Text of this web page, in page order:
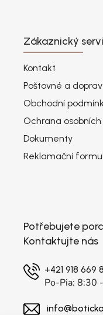
Zákaznický
Kontakt
Poštovné a
Obchodní
Ochrana
Dokumenty
Reklamační
Potřebujete
Kontaktujte nás
+421 918 669
Po-Pia: 8:30